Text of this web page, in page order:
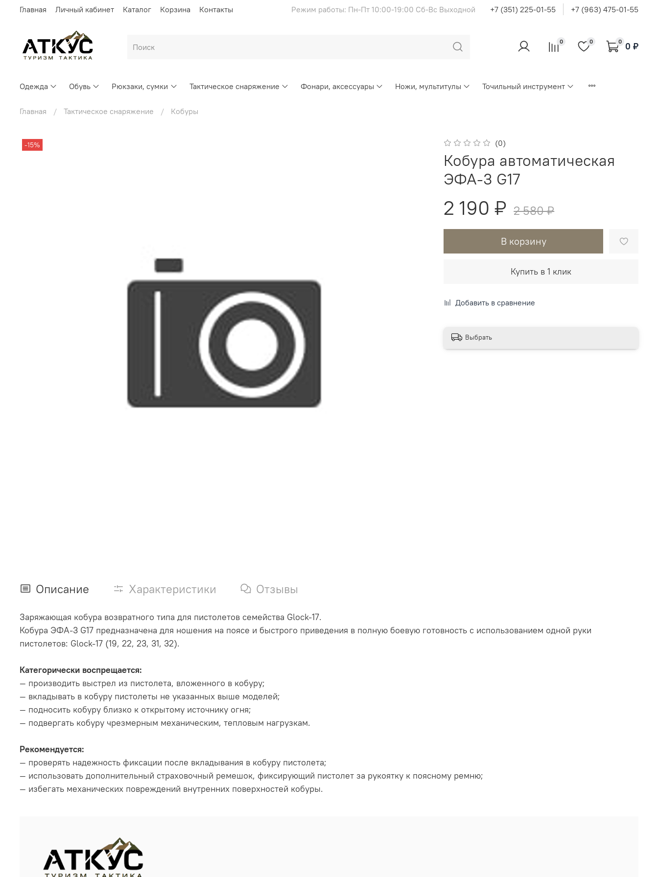
Главная Личный кабинет Каталог Корзина Контакты Режим работы: Пн-Пт 10:00-19:00 Сб-Вс Выходной +7 (351) 225-01-55 +7 (963) 475-01-55
0 0 0 0 ₽
Одежда Обувь Рюкзаки, сумки Тактическое снаряжение Фонари, аксессуары Ножи, мультитулы Точильный инструмент
Главная Тактическое снаряжение Кобуры
-15% (0)
Кобура автоматическая
ЭФА-3 G17
2 190 ₽ 2 580 ₽
В корзину
Купить в 1 клик
Добавить в сравнение
Выбрать
Описание Характеристики Отзывы
Заряжающая кобура возвратного типа для пистолетов семейства Glock-17.
Кобура ЭФА-3 G17 предназначена для ношения на поясе и быстрого приведения в полную боевую готовность с использованием одной руки
пистолетов: Glock-17 (19, 22, 23, 31, 32).
Категорически воспрещается:
— производить выстрел из пистолета, вложенного в кобуру;
— вкладывать в кобуру пистолеты не указанных выше моделей;
— подносить кобуру близко к открытому источнику огня;
— подвергать кобуру чрезмерным механическим, тепловым нагрузкам.
Рекомендуется:
— проверять надежность фиксации после вкладывания в кобуру пистолета;
— использовать дополнительный страховочный ремешок, фиксирующий пистолет за рукоятку к поясному ремню;
— избегать механических повреждений внутренних поверхностей кобуры.